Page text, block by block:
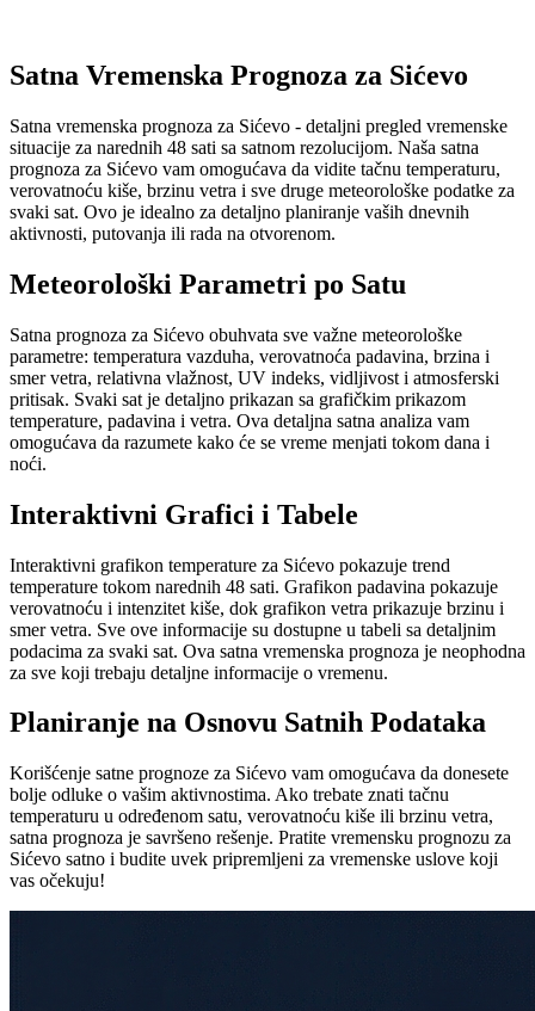
Satna Vremenska Prognoza za Sićevo
Satna vremenska prognoza za Sićevo - detaljni pregled vremenske
situacije za narednih 48 sati sa satnom rezolucijom. Naša satna
prognoza za Sićevo vam omogućava da vidite tačnu temperaturu,
verovatnoću kiše, brzinu vetra i sve druge meteorološke podatke za
svaki sat. Ovo je idealno za detaljno planiranje vaših dnevnih
aktivnosti, putovanja ili rada na otvorenom.
Meteorološki Parametri po Satu
Satna prognoza za Sićevo obuhvata sve važne meteorološke
parametre: temperatura vazduha, verovatnoća padavina, brzina i
smer vetra, relativna vlažnost, UV indeks, vidljivost i atmosferski
pritisak. Svaki sat je detaljno prikazan sa grafičkim prikazom
temperature, padavina i vetra. Ova detaljna satna analiza vam
omogućava da razumete kako će se vreme menjati tokom dana i
noći.
Interaktivni Grafici i Tabele
Interaktivni grafikon temperature za Sićevo pokazuje trend
temperature tokom narednih 48 sati. Grafikon padavina pokazuje
verovatnoću i intenzitet kiše, dok grafikon vetra prikazuje brzinu i
smer vetra. Sve ove informacije su dostupne u tabeli sa detaljnim
podacima za svaki sat. Ova satna vremenska prognoza je neophodna
za sve koji trebaju detaljne informacije o vremenu.
Planiranje na Osnovu Satnih Podataka
Korišćenje satne prognoze za Sićevo vam omogućava da donesete
bolje odluke o vašim aktivnostima. Ako trebate znati tačnu
temperaturu u određenom satu, verovatnoću kiše ili brzinu vetra,
satna prognoza je savršeno rešenje. Pratite vremensku prognozu za
Sićevo satno i budite uvek pripremljeni za vremenske uslove koji
vas očekuju!